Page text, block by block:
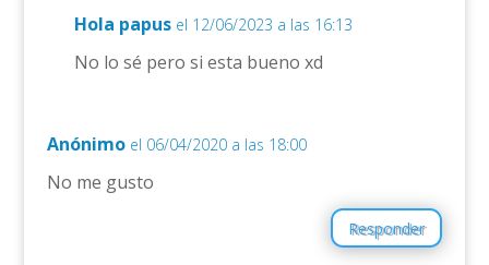
Hola papus el 12/06/2023 a las 16:13
No lo sé pero si esta bueno xd
Anónimo el 06/04/2020 a las 18:00
No me gusto
Responder